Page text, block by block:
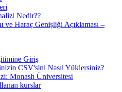
Nedir??
ve Haraç Genişliği Açıklaması –
Giriş
CSV'sini Nasıl Yüklersiniz?
Monash Üniversitesi
kurslar